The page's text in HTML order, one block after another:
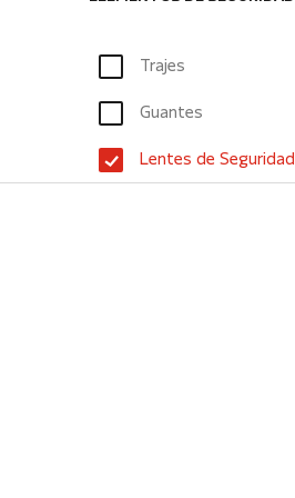
Trajes
Guantes
Lentes de Seguridad